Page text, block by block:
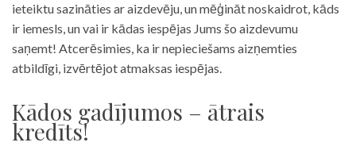
ieteiktu sazināties ar aizdevēju, un mēģināt noskaidrot, kāds
ir iemesls, un vai ir kādas iespējas Jums šo aizdevumu
saņemt! Atcerēsimies, ka ir nepieciešams aizņemties
atbildīgi, izvērtējot atmaksas iespējas.
Kādos gadījumos – ātrais
kredīts!